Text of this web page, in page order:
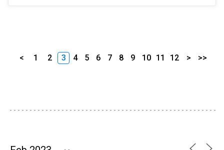
< 1 2 3 4 5 6 7 8 9 10 11 12 > >>